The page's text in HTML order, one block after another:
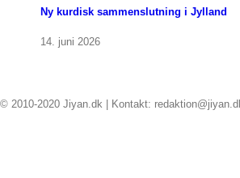
Ny kurdisk sammenslutning i Jylland
14. juni 2026
© 2010-2020 Jiyan.dk | Kontakt: